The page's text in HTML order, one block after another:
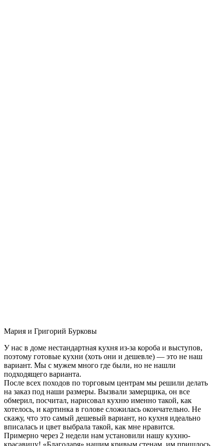
Мария и Григорий Бурковы
У нас в доме нестандартная кухня из-за короба и выступов,
поэтому готовые кухни (хоть они и дешевле) — это не наш
вариант. Мы с мужем много где были, но не нашли
подходящего варианта.
После всех походов по торговым центрам мы решили делать
на заказ под наши размеры. Вызвали замерщика, он все
обмерил, посчитал, нарисовал кухню именно такой, как
хотелось, и картинка в голове сложилась окончательно. Не
скажу, что это самый дешевый вариант, но кухня идеально
вписалась и цвет выбрала такой, как мне нравится.
Примерно через 2 недели нам установили нашу кухню-
красавицу! «Благодаря» нашим кривым стенам, им пришлось